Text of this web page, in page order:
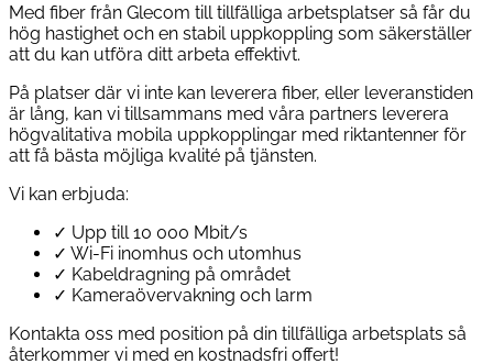
Med fiber från Glecom till tillfälliga arbetsplatser så får du
hög hastighet och en stabil uppkoppling som säkerställer
att du kan utföra ditt arbeta effektivt.
På platser där vi inte kan leverera fiber, eller leveranstiden
är lång, kan vi tillsammans med våra partners leverera
högvalitativa mobila uppkopplingar med riktantenner för
att få bästa möjliga kvalité på tjänsten.
Vi kan erbjuda:
✓ Upp till 10 000 Mbit/s
✓ Wi-Fi inomhus och utomhus
✓ Kabeldragning på området
✓ Kameraövervakning och larm
Kontakta oss med position på din tillfälliga arbetsplats så
återkommer vi med en kostnadsfri offert!